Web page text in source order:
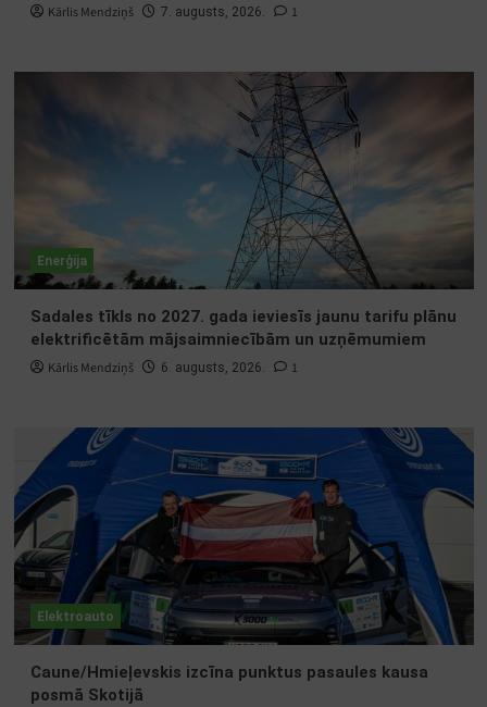
Kārlis Mendziņš 7. augusts, 2026. 1
Enerģija
Sadales tīkls no 2027. gada ieviesīs jaunu tarifu plānu
elektrificētām mājsaimniecībām un uzņēmumiem
Kārlis Mendziņš 6. augusts, 2026. 1
Elektroauto
Caune/Hmieļevskis izcīna punktus pasaules kausa
posmā Skotijā